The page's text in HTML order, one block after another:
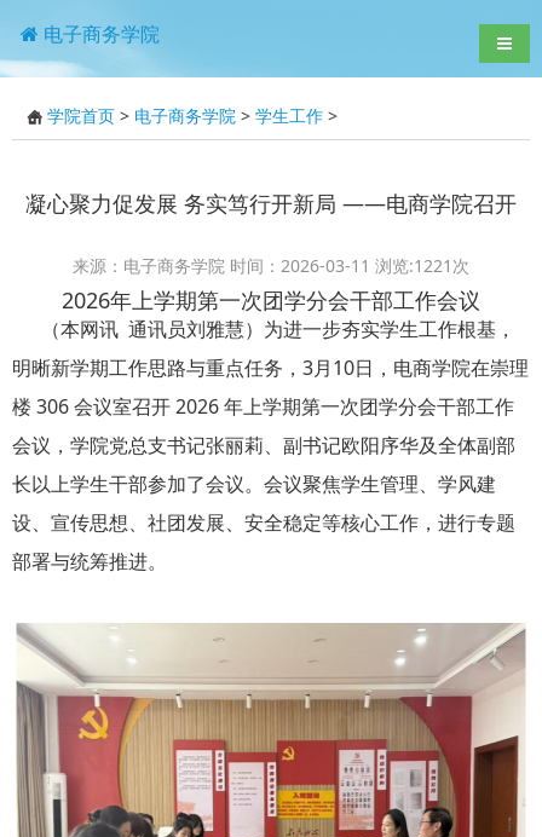
电子商务学院 导航
学院首页 > 电子商务学院 > 学生工作 >
凝心聚力促发展 务实笃行开新局 ——电商学院召开
2026年上学期第一次团学分会干部工作会议
来源：电子商务学院 时间：2026-03-11 浏览:1221 次
（本网讯 通讯员刘雅慧）为进一步夯实学生工作根基，
明晰新学期工作思路与重点任务，3月10日，电商学院在崇理
楼 306 会议室召开 2026 年上学期第一次团学分会干部工作
会议，学院党总支书记张丽莉、副书记欧阳序华及全体副部
长以上学生干部参加了会议。会议聚焦学生管理、学风建
设、宣传思想、社团发展、安全稳定等核心工作，进行专题
部署与统筹推进。